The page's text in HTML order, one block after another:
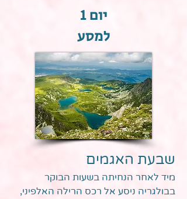
יום 1
למסע
שבעת האגמים
מיד לאחר הנחיתה בשעות הבוקר
בבולגריה ניסע אל רכס הרילה האלפיני,